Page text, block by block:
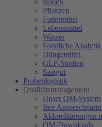
Boden
Pflanzen
Futtermittel
Lebensmittel
Wasser
Forstliche
Düngemittel
GLP-Studien
Saatgut
Probenlogistik
Qualitätsmanagement
Unser QM-System
Ihre
Akkreditierungen
QM-Downloads